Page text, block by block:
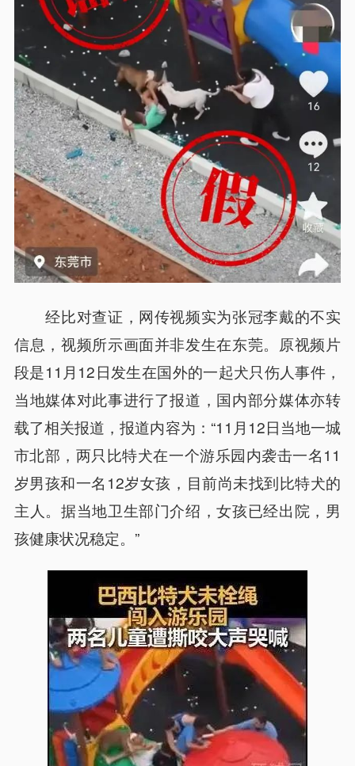
经比对查证，网传视频实为张冠李戴的不实
信息，视频所示画面并非发生在东莞。原视频片
段是11月12日发生在国外的一起犬只伤人事件，
当地媒体对此事进行了报道，国内部分媒体亦转
载了相关报道，报道内容为：“11月12日当地一城
市北部，两只比特犬在一个游乐园内袭击一名11
岁男孩和一名12岁女孩，目前尚未找到比特犬的
主人。据当地卫生部门介绍，女孩已经出院，男
孩健康状况稳定。”